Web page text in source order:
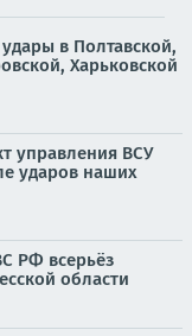
в Полтавской,
Харьковской
управления ВСУ
ударов наших
РФ всерьёз
области